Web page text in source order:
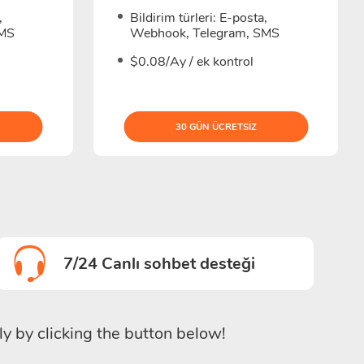
Bildirim türleri: E-posta,
Webhook, Telegram, SMS
$0.08/Ay / ek kontrol
30 GÜN ÜCRETSIZ
7/24 Canlı sohbet desteği
by clicking the button below!